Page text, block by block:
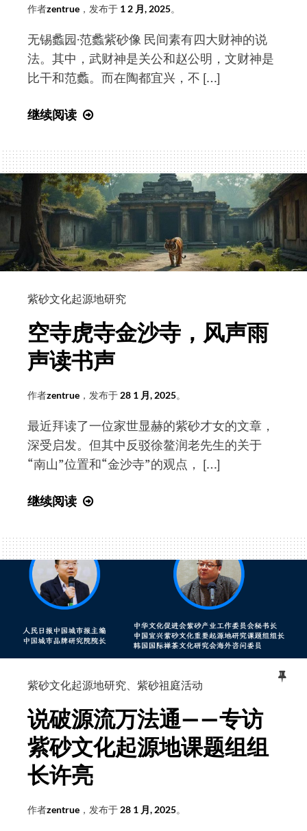
传
原
副
部
文
联
原
党
组
书
记
振
民
颁
发
中
国
兴
紫
砂
要
起
源
究
成
果
证
书
作者zentrue ，发布于 1 2 月, 2025。
无锡蠡园·范蠡紫砂像 民间素有四大财神的说
法。其中，武财神是关公和赵公明，文财神是
比干和范蠡。而在陶都宜兴，不 […]
继续阅读
源
流
惊
煞
人，
砂
祖
财
神
紫砂文化起源地研究
空寺虎寺金沙寺，风声雨
声读书声
作者zentrue ，发布于 28 1 月, 2025。
最近拜读了一位家世显赫的紫砂才女的文章，
深受启发。但其中反驳徐鳌润老先生的关于
“南山”位置和“金沙寺”的观点， […]
继续阅读
虎
寺
金
沙
风
声
声
读
书
声
紫砂文化起源地研究 紫砂祖庭活动
说破源流万法通——专访
紫砂文化起源地课题组组
长许亮
作者zentrue ，发布于 28 1 月, 2025。